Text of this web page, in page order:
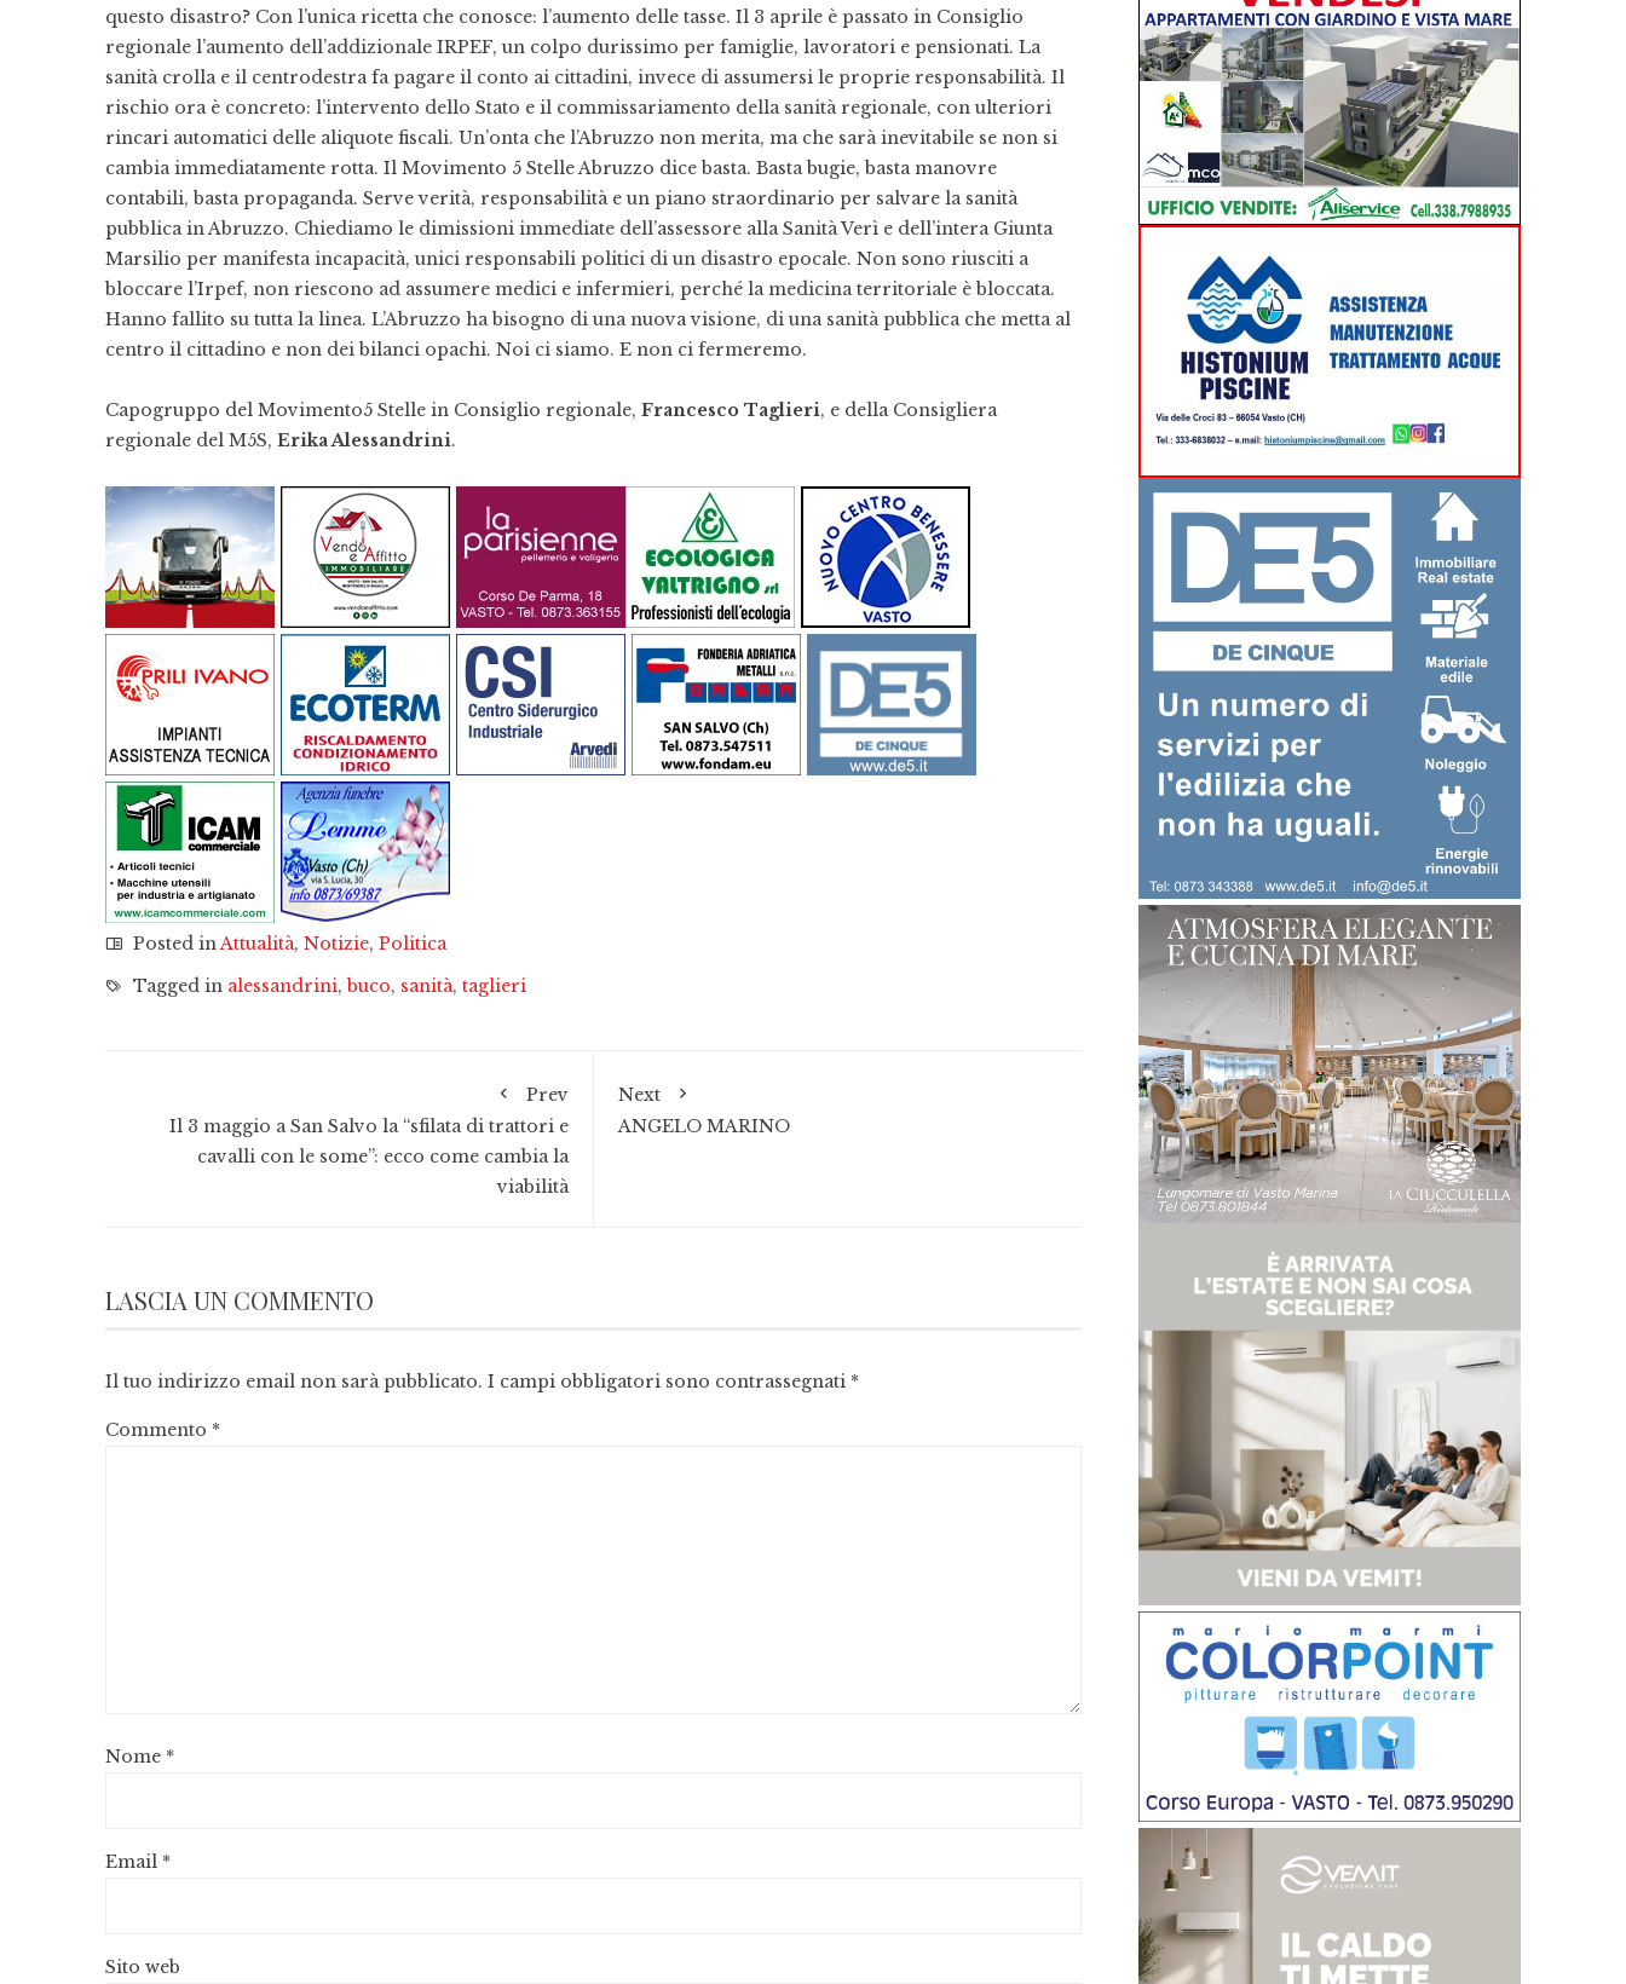
questo disastro? Con l’unica ricetta che conosce: l’aumento delle tasse. Il 3 aprile è passato in Consiglio
regionale l’aumento dell’addizionale IRPEF, un colpo durissimo per famiglie, lavoratori e pensionati. La
sanità crolla e il centrodestra fa pagare il conto ai cittadini, invece di assumersi le proprie responsabilità. Il
rischio ora è concreto: l’intervento dello Stato e il commissariamento della sanità regionale, con ulteriori
rincari automatici delle aliquote fiscali. Un’onta che l’Abruzzo non merita, ma che sarà inevitabile se non si
cambia immediatamente rotta. Il Movimento 5 Stelle Abruzzo dice basta. Basta bugie, basta manovre
contabili, basta propaganda. Serve verità, responsabilità e un piano straordinario per salvare la sanità
pubblica in Abruzzo. Chiediamo le dimissioni immediate dell’assessore alla Sanità Verì e dell’intera Giunta
Marsilio per manifesta incapacità, unici responsabili politici di un disastro epocale. Non sono riusciti a
bloccare l’Irpef, non riescono ad assumere medici e infermieri, perché la medicina territoriale è bloccata.
Hanno fallito su tutta la linea. L’Abruzzo ha bisogno di una nuova visione, di una sanità pubblica che metta al
centro il cittadino e non dei bilanci opachi. Noi ci siamo. E non ci fermeremo.
Capogruppo del Movimento5 Stelle in Consiglio regionale, Francesco Taglieri, e della Consigliera
regionale del M5S, Erika Alessandrini.
Posted inAttualità, Notizie, Politica
Tagged in alessandrini, buco, sanità, taglieri
Prev
Il 3 maggio a San Salvo la “sfilata di trattori e
cavalli con le some”: ecco come cambia la
viabilità
Next
ANGELO MARINO
LASCIA UN COMMENTO
Il tuo indirizzo email non sarà pubblicato. I campi obbligatori sono contrassegnati *
Commento *
Nome *
Email *
Sito web